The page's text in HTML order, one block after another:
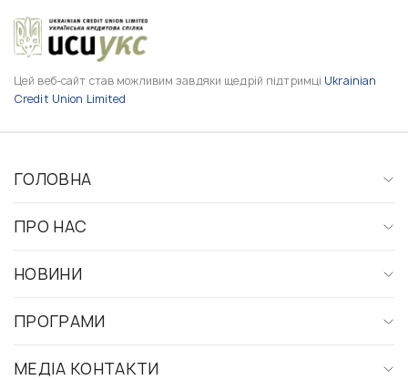
Цей веб-сайт став можливим завдяки щедрій підтримці Ukrainian
Credit Union Limited
ГОЛОВНА
ПРО НАС
НОВИНИ
ПРОГРАМИ
МЕДІА КОНТАКТИ